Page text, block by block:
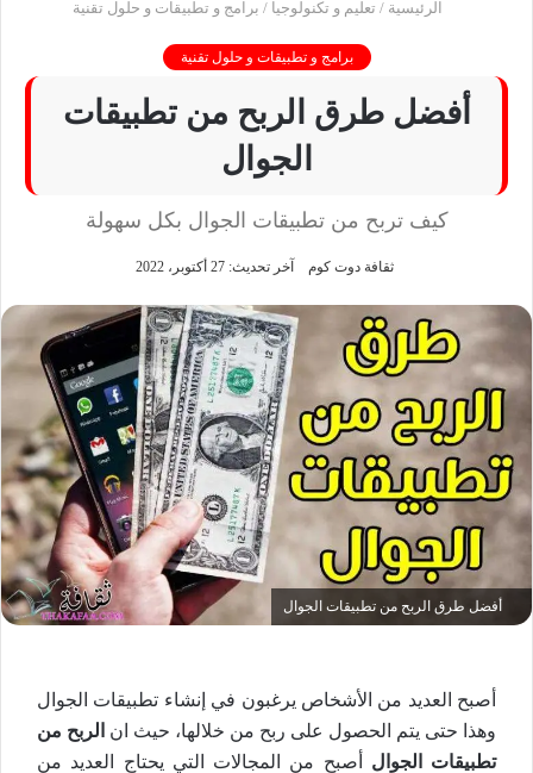
الرئيسية / تعليم و تكنولوجيا / برامج و تطبيقات و حلول تقنية
برامج و تطبيقات و حلول تقنية
أفضل طرق الربح من تطبيقات
الجوال
كيف تربح من تطبيقات الجوال بكل سهولة
ثقافة دوت كوم آخر تحديث: 27 أكتوبر، 2022
أفضل طرق الربح من تطبيقات الجوال
أصبح العديد من الأشخاص يرغبون في إنشاء تطبيقات الجوال
وهذا حتى يتم الحصول على ربح من خلالها، حيث ان الربح من
تطبيقات الجوال أصبح من المجالات التي يحتاج العديد من